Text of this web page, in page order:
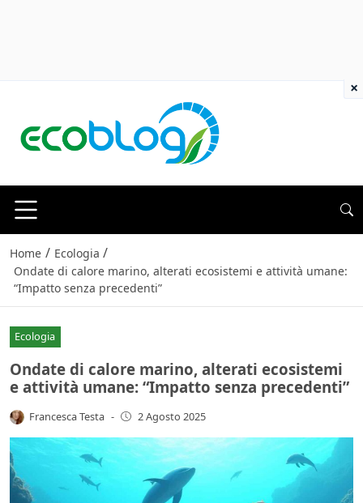
Home / Ecologia /
Ondate di calore marino, alterati ecosistemi e attività umane:
“Impatto senza precedenti”
Ecologia
Ondate di calore marino, alterati ecosistemi
e attività umane: “Impatto senza precedenti”
Francesca Testa - 2 Agosto 2025
×